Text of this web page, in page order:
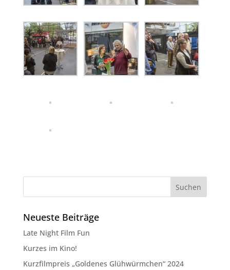
Neueste Beiträge
Late Night Film Fun
Kurzes im Kino!
Kurzfilmpreis „Goldenes Glühwürmchen“ 2024